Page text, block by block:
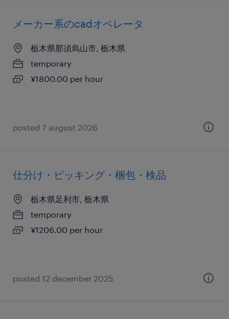
メーカー系のcadオペレータ
栃木県那須烏山市, 栃木県
temporary
¥1800.00 per hour
posted 7 august 2026
仕分け・ピッキング・梱包・検品
栃木県足利市, 栃木県
temporary
¥1206.00 per hour
posted 12 december 2025